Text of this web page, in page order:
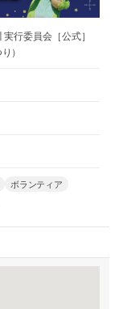
行委員会［公式］
）
ボランティア